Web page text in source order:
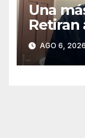
Una
Retiran
AGO 6, 2026